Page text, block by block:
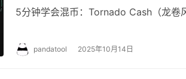
5分钟学会混币：Tornado Cash（龙卷
pandatool 2025年10月14日